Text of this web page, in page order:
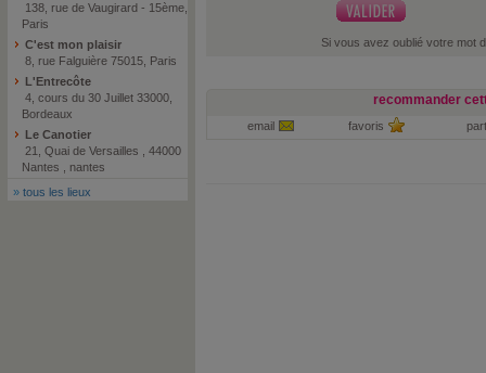
138, rue de Vaugirard - 15ème,
Paris
C'est mon plaisir
8, rue Falguière 75015, Paris
L'Entrecôte
4, cours du 30 Juillet 33000,
Bordeaux
Le Canotier
21, Quai de Versailles , 44000
Nantes , nantes
» tous les lieux
Si vous avez oublié votre mot
recommander
email favoris